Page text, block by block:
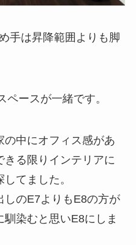
手は昇降範囲よりも脚
ースが一緒です。
の中にオフィス感があ
きる限りインテリアに
てました。
しのE7よりもE8の方が
染むと思いE8にしま